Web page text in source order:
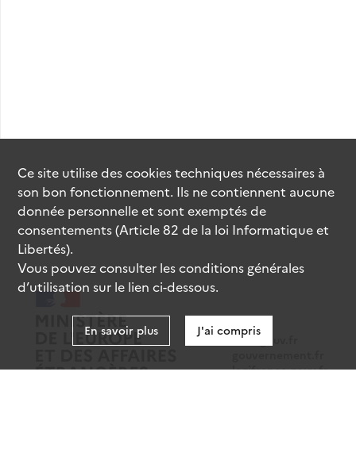
data.gouv.fr
legifrance.gouv.fr
Ce site utilise descookiestechniques nécessaires à
son bon fonctionnement. Ils ne contiennent aucune
donnée personnelle et sont exemptés de
consentements (Article 82 de la loi Informatique et
Libertés).
Vous pouvez consulter les conditions générales
d’utilisation sur le lien ci-dessous.
En savoir plus J'ai compris